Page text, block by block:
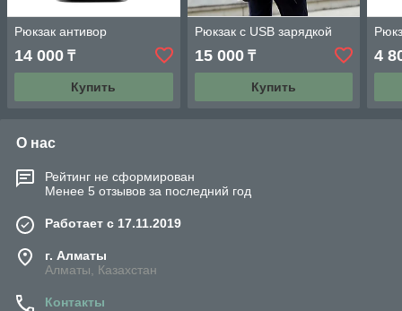
Рюкзак антивор
14 000 ₸
Купить
Рюкзак с USB зарядкой
15 000₸
Купить
4
О нас
Рейтинг не сформирован
Менее 5 отзывов за последний год
Работает с 17.11.2019
г. Алматы
Алматы, Казахстан
Контакты